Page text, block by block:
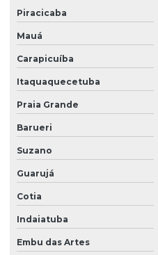
Piracicaba
Mauá
Carapicuíba
Itaquaquecetuba
Praia Grande
Barueri
Suzano
Guarujá
Cotia
Indaiatuba
Embu das Artes